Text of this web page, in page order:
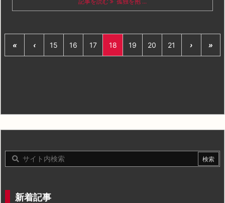
« ‹ 15 16 17 18 19 20 21 › »
新着記事